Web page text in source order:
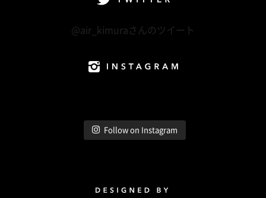
@air_kimuraさんのツイート
Follow on Instagram